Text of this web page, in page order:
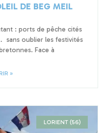
DE BEG MEIL
: ports de pêche cités
sans oublier les festivités
Face à
»
LORIENT (56)